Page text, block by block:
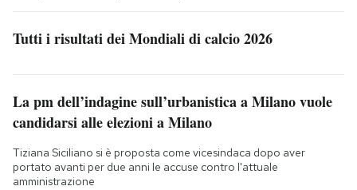
Tutti i risultati dei Mondiali di calcio 2026
La pm dell’indagine sull’urbanistica a Milano vuole
candidarsi alle elezioni a Milano
Tiziana Siciliano si è proposta come vicesindaca dopo aver
portato avanti per due anni le accuse contro l'attuale
amministrazione